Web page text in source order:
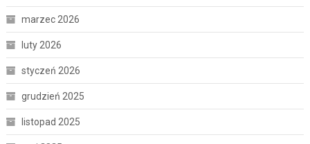
marzec 2026
luty 2026
styczeń 2026
grudzień 2025
listopad 2025